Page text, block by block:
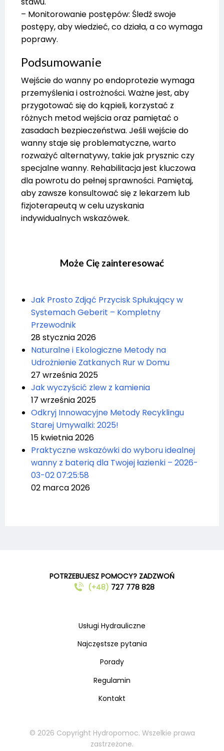
– Monitorowanie postępów: Śledź swoje
postępy, aby wiedzieć, co działa, a co wymaga
poprawy.
Podsumowanie
Wejście do wanny po endoprotezie wymaga
przemyślenia i ostrożności. Ważne jest, aby
przygotować się do kąpieli, korzystać z
różnych metod wejścia oraz pamiętać o
zasadach bezpieczeństwa. Jeśli wejście do
wanny staje się problematyczne, warto
rozważyć alternatywy, takie jak prysznic czy
specjalne wanny. Rehabilitacja jest kluczowa
dla powrotu do pełnej sprawności. Pamiętaj,
aby zawsze konsultować się z lekarzem lub
fizjoterapeutą w celu uzyskania
indywidualnych wskazówek.
Może Cię zainteresować
Jak Prosto Zdjąć Przycisk Spłukujący w
Systemach Geberit – Kompletny
Przewodnik
28 stycznia 2026
Naturalne i Ekologiczne Metody na
Udrożnienie Zatkanych Rur w Domu
27 września 2025
Jak wyczyścić zlew z kamienia
17 września 2025
Odkryj Innowacyjne Metody Recyklingu
Starej Umywalki: 2025!
15 kwietnia 2026
Praktyczne wskazówki do wyboru idealnej
wanny z baterią dla Twojej łazienki – 2026-
03-02 07:25:58
02 marca 2026
POTRZEBUJESZ POMOCY? ZADZWOŃ
(+48) 727 778 828
Usługi Hydrauliczne
Najczęstsze pytania
Porady
Regulamin
Kontakt
© 2026 Copyright Hydropomoc. Wszelkie prawa
zastrzeżone.